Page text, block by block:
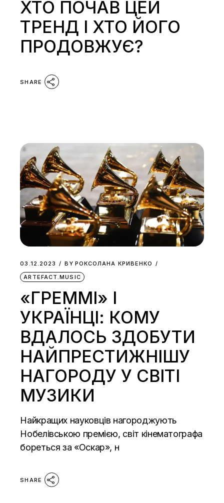
ХТО ПОЧАВ ЦЕЙ
ТРЕНД І ХТО ЙОГО
ПРОДОВЖУЄ?
SHARE
03.12.2023 BY РОКСОЛАНА КРИВЕНКО
ARTEFACT.MUSIC
«ГРЕММІ» І
УКРАЇНЦІ: КОМУ
ВДАЛОСЬ ЗДОБУТИ
НАЙПРЕСТИЖНІШУ
НАГОРОДУ У СВІТІ
МУЗИКИ
Найкращих науковців нагороджують
Нобелівською премією, світ кінематографа
бореться за «Оскар», н
SHARE